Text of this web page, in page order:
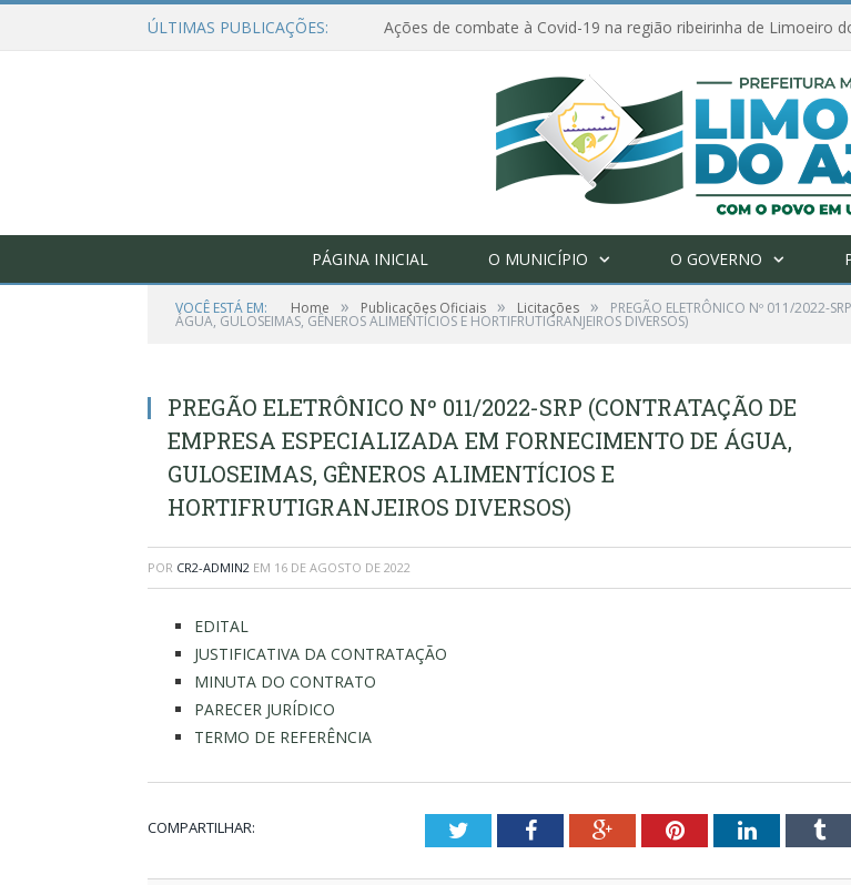
ÚLTIMAS PUBLICAÇÕES:
PÁGINA INICIAL O MUNICÍPIO O GOVERNO
VOCÊ ESTÁ EM: Home » Publicações Oficiais » Licitações » PREGÃO ELETRÔNICO Nº 011/2022-
ÁGUA, GULOSEIMAS, GÊNEROS ALIMENTÍCIOS E HORTIFRUTIGRANJEIROS DIVERSOS)
PREGÃO ELETRÔNICO Nº 011/2022-SRP (CONTRATAÇÃO DE
EMPRESA ESPECIALIZADA EM FORNECIMENTO DE ÁGUA,
GULOSEIMAS, GÊNEROS ALIMENTÍCIOS E
HORTIFRUTIGRANJEIROS DIVERSOS)
POR CR2-ADMIN2 EM 16 DE AGOSTO DE 2022
EDITAL
JUSTIFICATIVA DA CONTRATAÇÃO
MINUTA DO CONTRATO
PARECER JURÍDICO
TERMO DE REFERÊNCIA
COMPARTILHAR: TwitterFacebookGoogle+PinterestLinkedIn